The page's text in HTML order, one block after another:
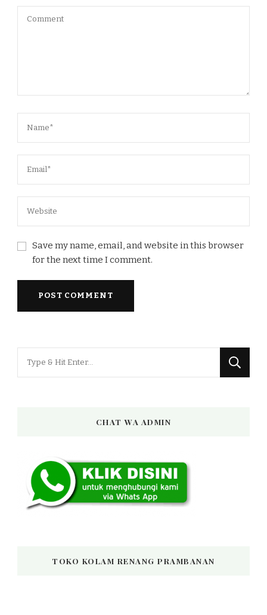
Save my name, email, and website in this browser
for the next time I comment.
CHAT WA ADMIN
TOKO KOLAM RENANG PRAMBANAN